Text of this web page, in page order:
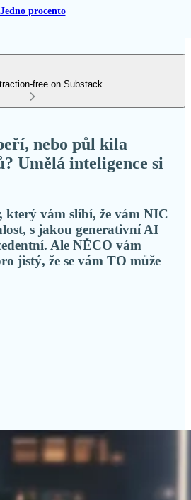
Jedno procento
free on Substack
nebo půl kila
Umělá inteligence si
který vám slíbí, že vám NIC
s jakou generativní AI
Ale NĚCO vám
jistý, že se vám TO může